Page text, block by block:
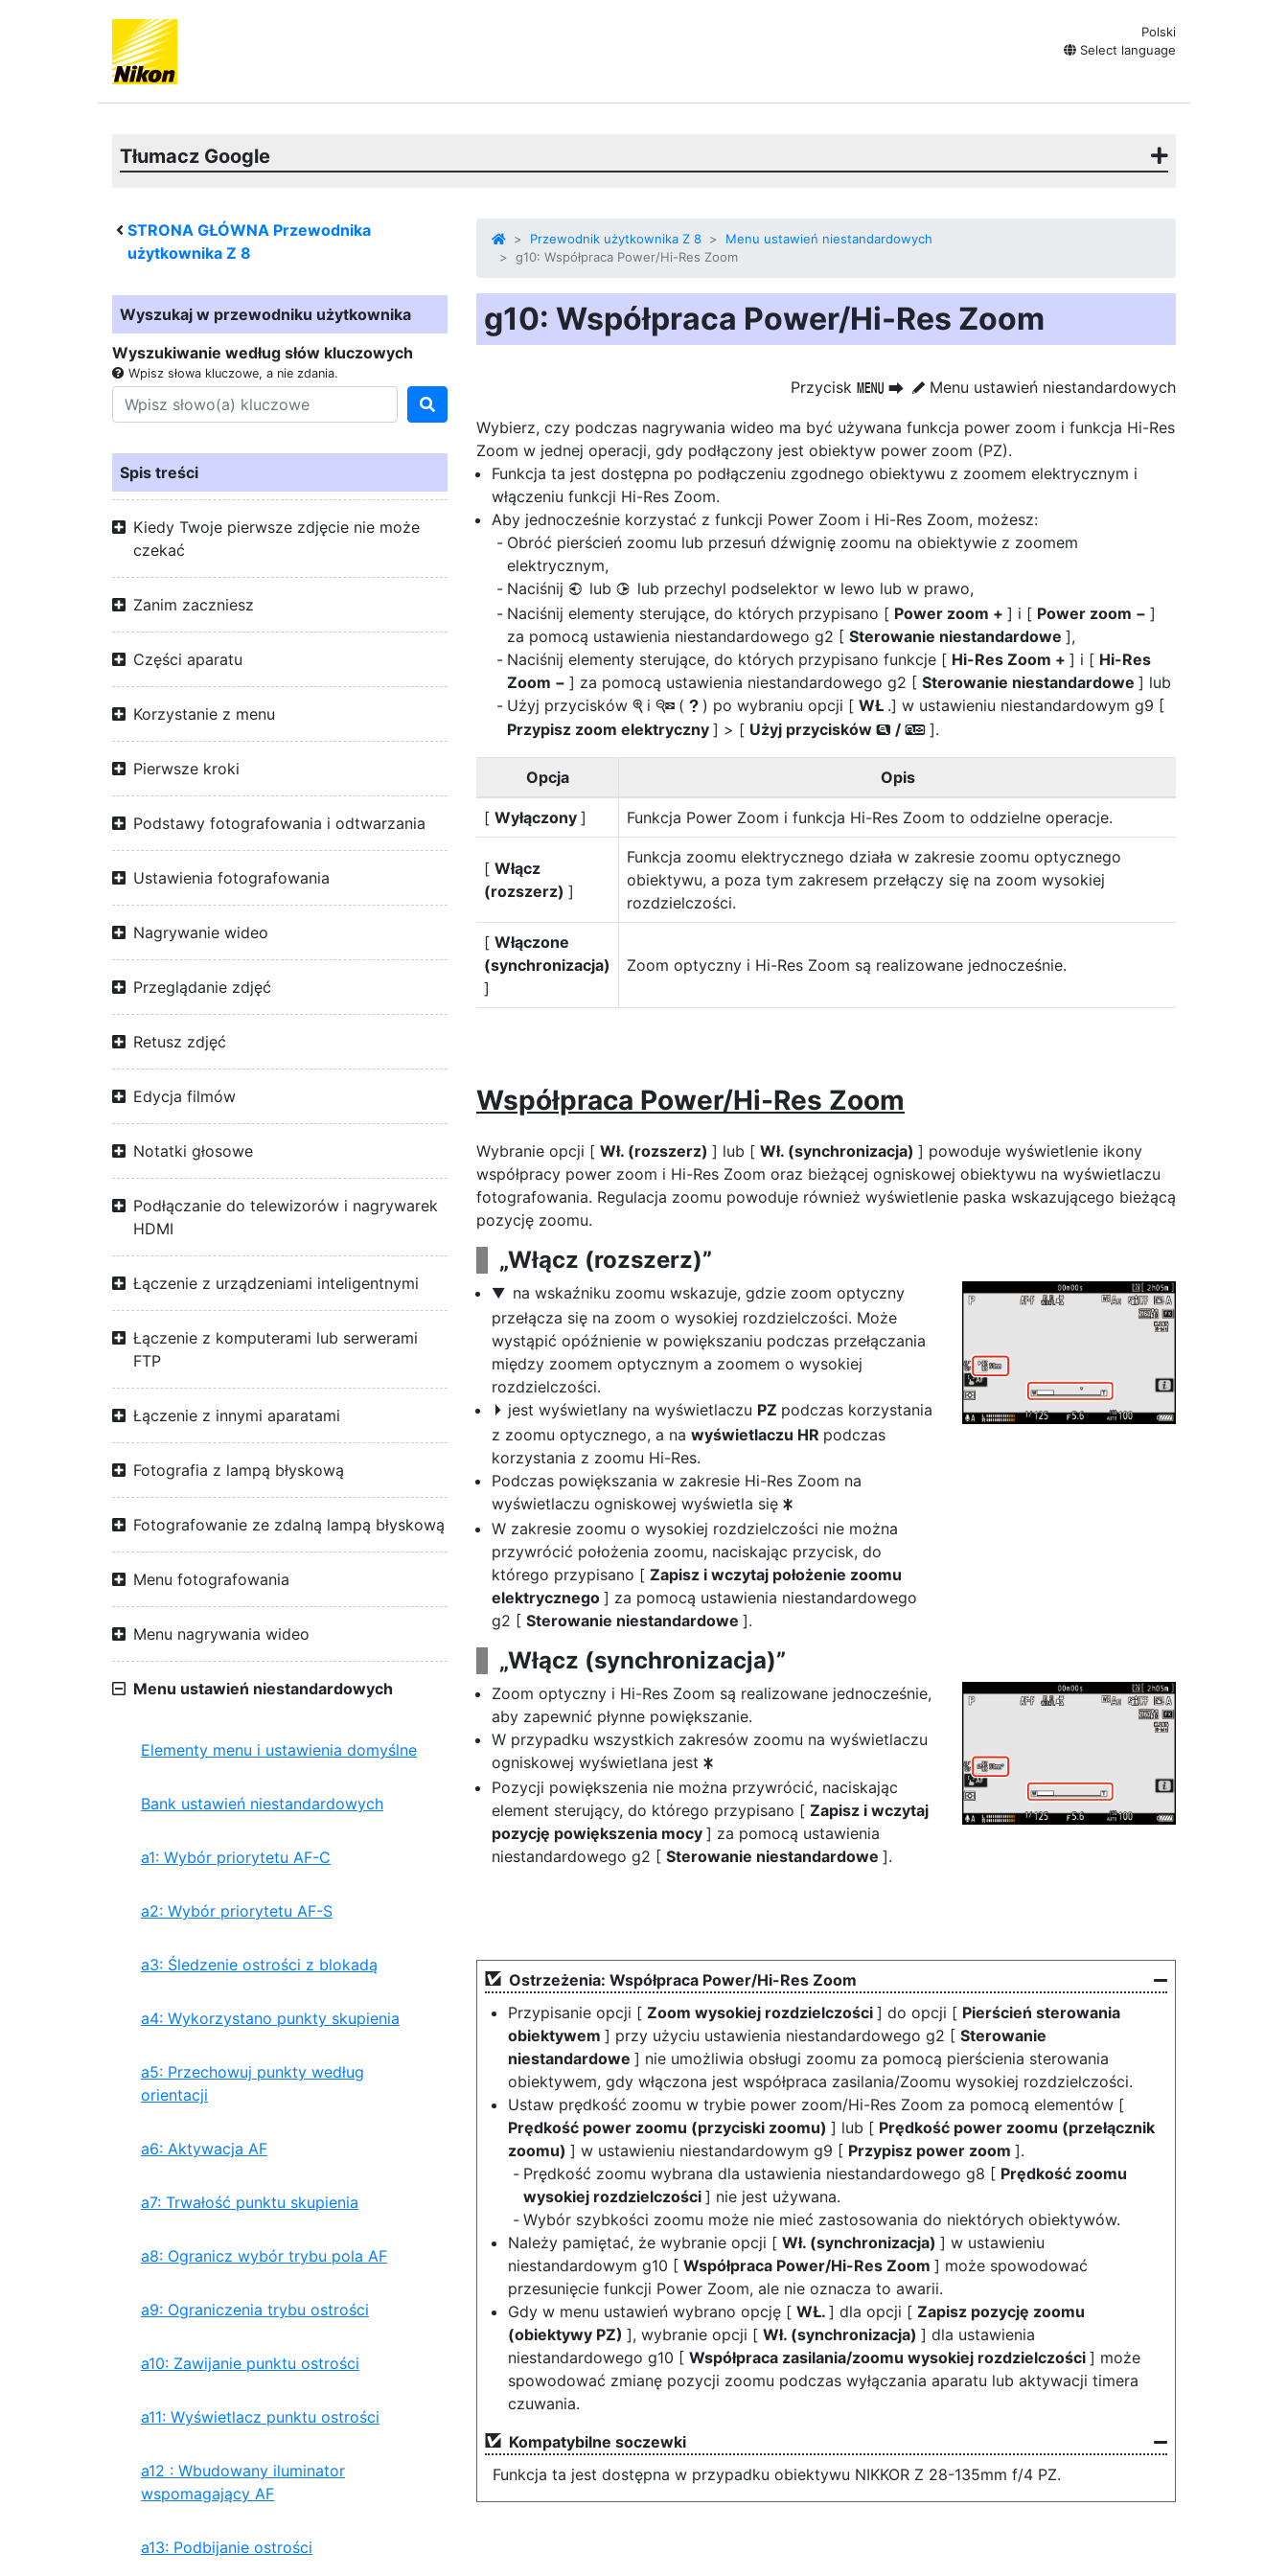
Polski
Select language
Tłumacz Google
STRONA GŁÓWNA Przewodnika
użytkownika Z 8
Wyszukaj w przewodniku użytkownika
Wyszukiwanie według słów kluczowych
Wpisz słowa kluczowe, a nie zdania.
Spis treści
Kiedy Twoje pierwsze zdjęcie nie może
czekać
Zanim zaczniesz
Części aparatu
Korzystanie z menu
Pierwsze kroki
Podstawy fotografowania i odtwarzania
Ustawienia fotografowania
Nagrywanie wideo
Przeglądanie zdjęć
Retusz zdjęć
Edycja filmów
Notatki głosowe
Podłączanie do telewizorów i nagrywarek
HDMI
Łączenie z urządzeniami inteligentnymi
Łączenie z komputerami lub serwerami
FTP
Łączenie z innymi aparatami
Fotografia z lampą błyskową
Fotografowanie ze zdalną lampą błyskową
Menu fotografowania
Menu nagrywania wideo
Menu ustawień niestandardowych
Elementy menu i ustawienia domyślne
Bank ustawień niestandardowych
a1: Wybór priorytetu AF-C
a2: Wybór priorytetu AF-S
a3: Śledzenie ostrości z blokadą
a4: Wykorzystano punkty skupienia
a5: Przechowuj punkty według
orientacji
a6: Aktywacja AF
a7: Trwałość punktu skupienia
a8: Ogranicz wybór trybu pola AF
a9: Ograniczenia trybu ostrości
a10: Zawijanie punktu ostrości
a11: Wyświetlacz punktu ostrości
a12 : Wbudowany iluminator
wspomagający AF
a13: Podbijanie ostrości
Przewodnik użytkownika Z 8
Menu ustawień niestandardowych
g10: Współpraca Power/Hi-Res Zoom
g10: Współpraca Power/Hi-Res Zoom
Przycisk G U A Menu ustawień niestandardowych
Wybierz, czy podczas nagrywania wideo ma być używana funkcja power zoom i funkcja Hi-Res
Zoom w jednej operacji, gdy podłączony jest obiektyw power zoom (PZ).
Funkcja ta jest dostępna po podłączeniu zgodnego obiektywu z zoomem elektrycznym i
włączeniu funkcji Hi-Res Zoom.
Aby jednocześnie korzystać z funkcji Power Zoom i Hi-Res Zoom, możesz:
Obróć pierścień zoomu lub przesuń dźwignię zoomu na obiektywie z zoomem
elektrycznym,
Naciśnij 4 lub 2 lub przechyl podselektor w lewo lub w prawo,
Naciśnij elementy sterujące, do których przypisano [ Power zoom + ] i [ Power zoom − ]
za pomocą ustawienia niestandardowego g2 [ Sterowanie niestandardowe ],
Naciśnij elementy sterujące, do których przypisano funkcje [ Hi-Res Zoom + ] i [ Hi-Res
Zoom − ] za pomocą ustawienia niestandardowego g2 [ Sterowanie niestandardowe ] lub
Użyj przycisków X i W ( Q ) po wybraniu opcji [ WŁ .] w ustawieniu niestandardowym g9 [
Przypisz zoom elektryczny ] > [ Użyj przycisków x / w ].
Opcja Opis
[ Wyłączony ] Funkcja Power Zoom i funkcja Hi-Res Zoom to oddzielne operacje.
[ Włącz
(rozszerz) ]
Funkcja zoomu elektrycznego działa w zakresie zoomu optycznego
obiektywu, a poza tym zakresem przełączy się na zoom wysokiej
rozdzielczości.
[ Włączone
(synchronizacja)
]
Zoom optyczny i Hi-Res Zoom są realizowane jednocześnie.
Współpraca Power/Hi-Res Zoom
Wybranie opcji [ Wł. (rozszerz) ] lub [ Wł. (synchronizacja) ] powoduje wyświetlenie ikony
współpracy power zoom i Hi-Res Zoom oraz bieżącej ogniskowej obiektywu na wyświetlaczu
fotografowania. Regulacja zoomu powoduje również wyświetlenie paska wskazującego bieżącą
pozycję zoomu.
„Włącz (rozszerz)”
G na wskaźniku zoomu wskazuje, gdzie zoom optyczny
przełącza się na zoom o wysokiej rozdzielczości. Może
wystąpić opóźnienie w powiększaniu podczas przełączania
między zoomem optycznym a zoomem o wysokiej
rozdzielczości.
f jest wyświetlany na wyświetlaczu PZ podczas korzystania
z zoomu optycznego, a na wyświetlaczu HR podczas
korzystania z zoomu Hi-Res.
Podczas powiększania w zakresie Hi-Res Zoom na
wyświetlaczu ogniskowej wyświetla się U
W zakresie zoomu o wysokiej rozdzielczości nie można
przywrócić położenia zoomu, naciskając przycisk, do
którego przypisano [ Zapisz i wczytaj położenie zoomu
elektrycznego ] za pomocą ustawienia niestandardowego
g2 [ Sterowanie niestandardowe ].
„Włącz (synchronizacja)”
Zoom optyczny i Hi-Res Zoom są realizowane jednocześnie,
aby zapewnić płynne powiększanie.
W przypadku wszystkich zakresów zoomu na wyświetlaczu
ogniskowej wyświetlana jest U
Pozycji powiększenia nie można przywrócić, naciskając
element sterujący, do którego przypisano [ Zapisz i wczytaj
pozycję powiększenia mocy ] za pomocą ustawienia
niestandardowego g2 [ Sterowanie niestandardowe ].
Ostrzeżenia: Współpraca Power/Hi-Res Zoom
Przypisanie opcji [ Zoom wysokiej rozdzielczości ] do opcji [ Pierścień sterowania
obiektywem ] przy użyciu ustawienia niestandardowego g2 [ Sterowanie
niestandardowe ] nie umożliwia obsługi zoomu za pomocą pierścienia sterowania
obiektywem, gdy włączona jest współpraca zasilania/Zoomu wysokiej rozdzielczości.
Ustaw prędkość zoomu w trybie power zoom/Hi-Res Zoom za pomocą elementów [
Prędkość power zoomu (przyciski zoomu) ] lub [ Prędkość power zoomu (przełącznik
zoomu) ] w ustawieniu niestandardowym g9 [ Przypisz power zoom ].
Prędkość zoomu wybrana dla ustawienia niestandardowego g8 [ Prędkość zoomu
wysokiej rozdzielczości ] nie jest używana.
Wybór szybkości zoomu może nie mieć zastosowania do niektórych obiektywów.
Należy pamiętać, że wybranie opcji [ Wł. (synchronizacja) ] w ustawieniu
niestandardowym g10 [ Współpraca Power/Hi-Res Zoom ] może spowodować
przesunięcie funkcji Power Zoom, ale nie oznacza to awarii.
Gdy w menu ustawień wybrano opcję [ WŁ. ] dla opcji [ Zapisz pozycję zoomu
(obiektywy PZ) ], wybranie opcji [ Wł. (synchronizacja) ] dla ustawienia
niestandardowego g10 [ Współpraca zasilania/zoomu wysokiej rozdzielczości ] może
spowodować zmianę pozycji zoomu podczas wyłączania aparatu lub aktywacji timera
czuwania.
Kompatybilne soczewki
Funkcja ta jest dostępna w przypadku obiektywu NIKKOR Z 28-135mm f/4 PZ.